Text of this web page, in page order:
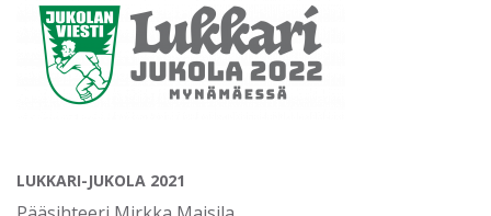
@JUKOLANVIESTI
INSTAGRAMISSA